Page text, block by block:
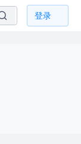
登录